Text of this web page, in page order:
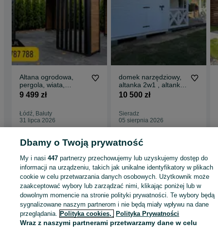
Altana ogrodowa,
pergola, wiata,
zabudowa
9 499 zł
Łódź, Bałuty
31 lipca 2026
domek narzędziowy,
altanka 2w1 , altanki,
wiaty, altany,
10 500 zł
Sieradz
05 sierpnia 2026
Altany i wiaty - Łódzkie
Altany i wiaty - Sieradz
KATEGORIA
ID:659012231 Wyświetlenia:
Dbamy o Twoją prywatność
My i nasi447 partnerzy przechowujemy lub uzyskujemy dostęp do
informacji na urządzeniu, takich jak unikalne identyfikatory w plikach
cookie w celu przetwarzania danych osobowych. Użytkownik może
zaakceptować wybory lub zarządzać nimi, klikając poniżej lub w
dowolnym momencie na stronie polityki prywatności. Te wybory będą
sygnalizowane naszym partnerom i nie będą miały wpływu na dane
przeglądania. Polityka cookies, Polityka Prywatności
Wraz z naszymi partnerami przetwarzamy dane w celu